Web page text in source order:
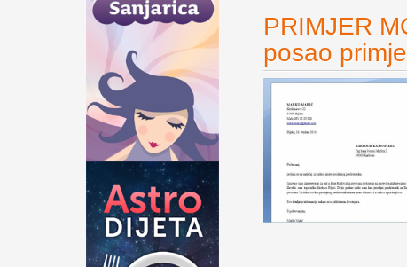
PRIMJER
posao